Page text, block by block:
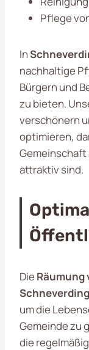
Pflege
In
nachhaltige
Bürgern und
zu bieten.
verschönern
optimieren,
Gemeinschaft
attraktiv sind.
Die
um die
Gemeinde zu
die